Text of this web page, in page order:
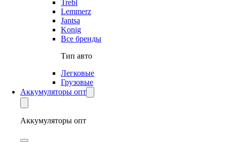
Trebl
Lemmerz
Jantsa
Konig
Все бренды
Тип авто
Легковые
Грузовые
Аккумуляторы опт
Аккумуляторы опт